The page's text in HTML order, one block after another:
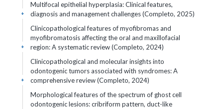
Multifocal epithelial hyperplasia: Clinical features,
diagnosis and management challenges (Completo, 2025)
+
Clinicopathological features of myofibromas and
myofibromatosis affecting the oral and maxillofacial
region: A systematic review (Completo, 2024)
+
Clinicopathological and molecular insights into
odontogenic tumors associated with syndromes: A
comprehensive review (Completo, 2024)
+
Morphological features of the spectrum of ghost cell
odontogenic lesions: cribriform pattern, duct-like